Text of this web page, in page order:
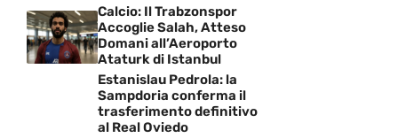
Calcio: Il Trabzonspor
Accoglie Salah, Atteso
Domani all’Aeroporto
Ataturk di Istanbul
Estanislau Pedrola: la
Sampdoria conferma il
trasferimento definitivo
al Real Oviedo